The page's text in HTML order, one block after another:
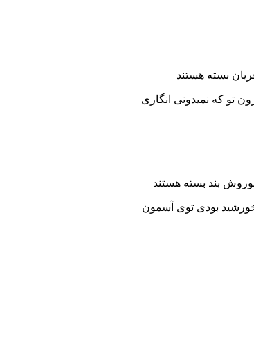
بسته هستند
بند بسته هستند
بودی توی آسمون